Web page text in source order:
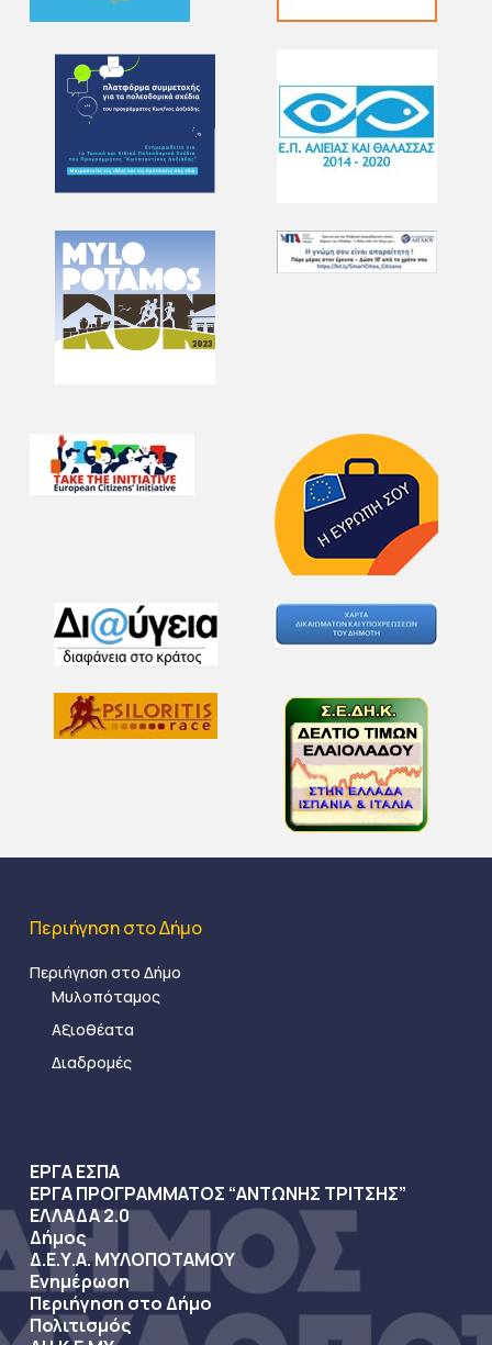
Περιήγηση στο Δήμο
Περιήγηση στο Δήμο
Μυλοπόταμος
Αξιοθέατα
Διαδρομές
ΕΡΓΑ ΕΣΠΑ
ΕΡΓΑ ΠΡΟΓΡΑΜΜΑΤΟΣ “ΑΝΤΩΝΗΣ ΤΡΙΤΣΗΣ”
ΕΛΛΑΔΑ 2.0
Δήμος
Δ.Ε.Υ.Α. ΜΥΛΟΠΟΤΑΜΟΥ
Ενημέρωση
Περιήγηση στο Δήμο
Πολιτισμός